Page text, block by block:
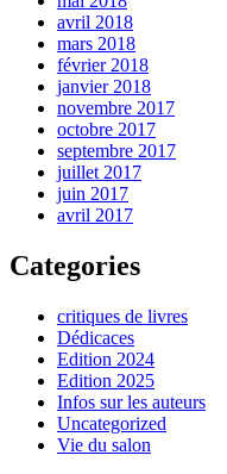
avril 2018
mars 2018
février 2018
janvier 2018
novembre 2017
octobre 2017
septembre 2017
juillet 2017
juin 2017
avril 2017
Categories
critiques de livres
Dédicaces
Edition 2024
Edition 2025
Infos sur les auteurs
Uncategorized
Vie du salon